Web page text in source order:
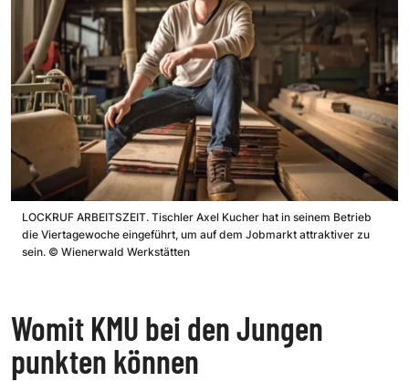
LOCKRUF ARBEITSZEIT. Tischler Axel Kucher hat in seinem Betrieb
die Viertagewoche eingeführt, um auf dem Jobmarkt attraktiver zu
sein. © Wienerwald Werkstätten
Womit KMU bei den Jungen
punkten können